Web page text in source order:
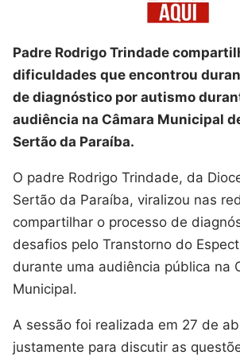
Padre Rodrigo Trindade
dificuldades que encontrou
de diagnóstico por autismo
audiência na Câmara Municipal
Sertão da Paraíba.
O padre Rodrigo Trindade, da
Sertão da Paraíba, viralizou nas
compartilhar o processo de
desafios pelo Transtorno do
durante uma audiência pública na
Municipal.
A sessão foi realizada em 27 de
justamente para discutir as